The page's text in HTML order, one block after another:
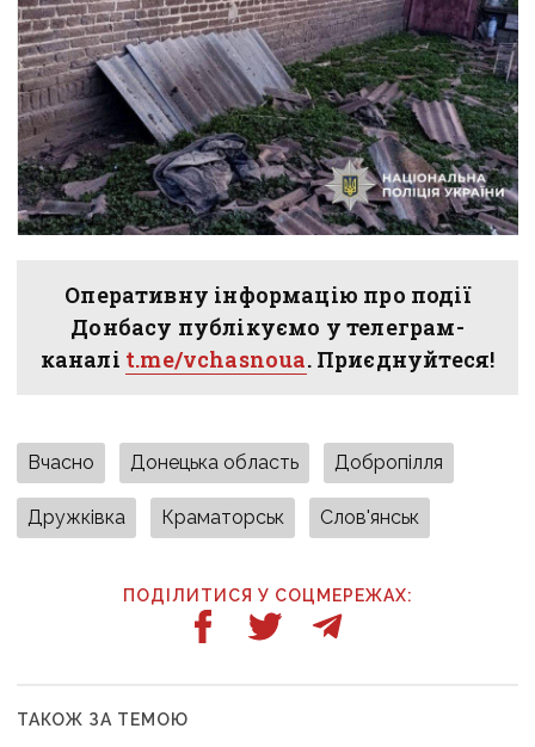
Оперативну інформацію про події
Донбасу публікуємо у телеграм-
каналі t.me/vchasnoua. Приєднуйтеся!
Вчасно Донецька область Добропілля
Дружківка Краматорськ Слов'янськ
ПОДІЛИТИСЯ У СОЦМЕРЕЖАХ:
ТАКОЖ ЗА ТЕМОЮ